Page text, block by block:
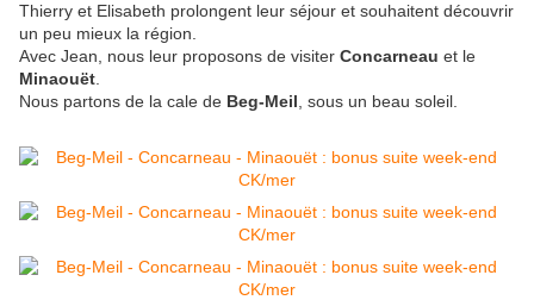
Thierry et Elisabeth prolongent leur séjour et souhaitent découvrir
un peu mieux la région.
Avec Jean, nous leur proposons de visiter Concarneau et le
Minaouët
Nous partons de la cale de Beg-Meil , sous un beau soleil.